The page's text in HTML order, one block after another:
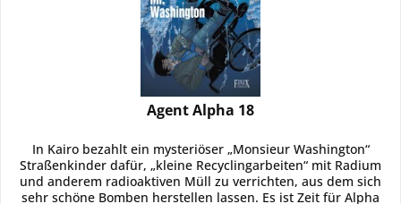
Agent Alpha 18
In Kairo bezahlt ein mysteriöser „Monsieur Washington“
Straßenkinder dafür, „kleine Recyclingarbeiten“ mit Radium
und anderem radioaktiven Müll zu verrichten, aus dem sich
sehr schöne Bomben herstellen lassen. Es ist Zeit für Alpha